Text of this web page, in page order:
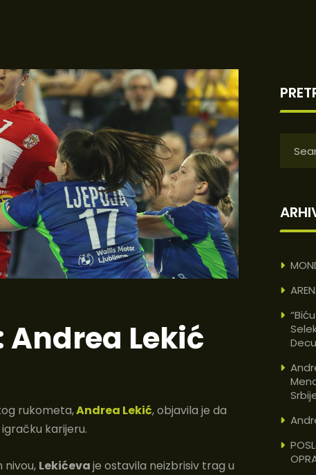
Lekić
rukometa,Andrea Lekić, objavila je da
karijeru.
nivou, Lekićevaje ostavila neizbrisiv trag u